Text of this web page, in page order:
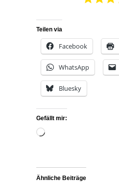
Teilen via
Facebook
WhatsApp
Bluesky
Gefällt mir:
Wird
Ähnliche Beiträge